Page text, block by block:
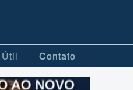
Útil Contato